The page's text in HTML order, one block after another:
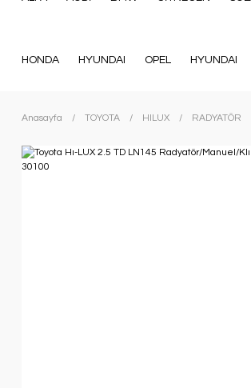
HONDA HYUNDAI OPEL HYUNDAI
Anasayfa TOYOTA HILUX RADYATÖR